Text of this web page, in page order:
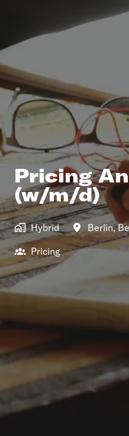
Pricing
(w/m/d)
Hybrid Berlin,
Pricing